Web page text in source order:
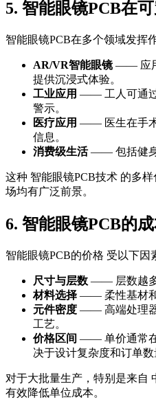
5. 智能眼镜PCB在
智能眼镜PCB在多个领域发挥
AR/VR智能眼镜—— 应用
提供沉浸式体验。
工业应用 —— 工人可通
警示。
医疗应用 —— 医生在手
信息。
消费级生活—— 包括健身
这种 智能眼镜PCB技术 的多
场均有广泛前景。
6. 智能眼镜PCB的
智能眼镜PCB的价格 受以下因
尺寸与层数 —— 层数越多
材料选择 —— 柔性基材和
元件密度 —— 高端处理
工艺。
价格区间 —— 单价通常在
决于设计复杂度和订单数
对于大批量生产，特别是来自
有效降低单位成本。